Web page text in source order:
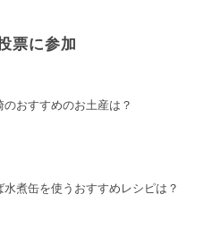
票に参加
のおすすめのお土産は？
水煮缶を使うおすすめレシピは？